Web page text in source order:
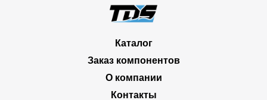
Каталог
Заказ компонентов
О компании
Контакты